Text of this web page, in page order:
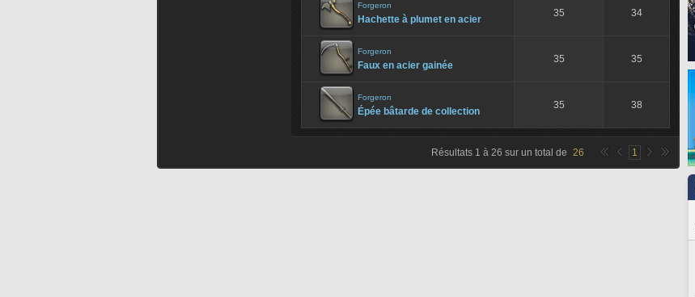
Forgeron
Hachette à plumet en acier
35 34
Forgeron
Faux en acier gainée
35 35
Forgeron
Épée bâtarde de collection
35 38
Résultats 1 à 26 sur un total de 26 1